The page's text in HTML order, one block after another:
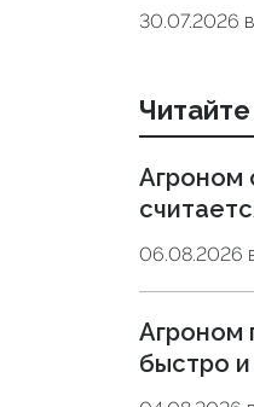
30.07.2026
Агроном
06.08.2026
Агроном
быстро